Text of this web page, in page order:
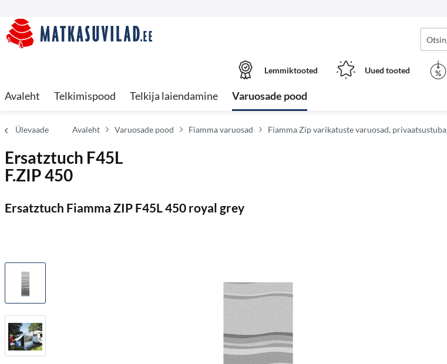
Lemmiktooted Uued tooted
Avaleht Telkimispood Telkija laiendamine Varuosade pood
Ülevaade Avaleht Varuosade pood Fiamma varuosad Fiamma Zip varikatuste varuosad, privaatsustuba
Ersatztuch F45L
F.ZIP 450
Ersatztuch Fiamma ZIP F45L 450 royal grey